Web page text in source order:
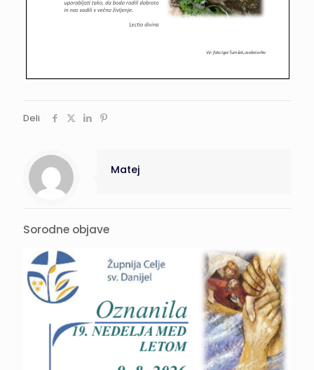
Deli
Matej
Sorodne objave